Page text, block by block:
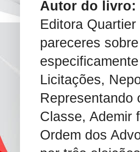
Autor do livro:
Editora
pareceres
Licitações,
Representando
Classe, Ademir
Ordem dos